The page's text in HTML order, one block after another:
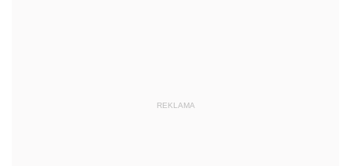
REKLAMA